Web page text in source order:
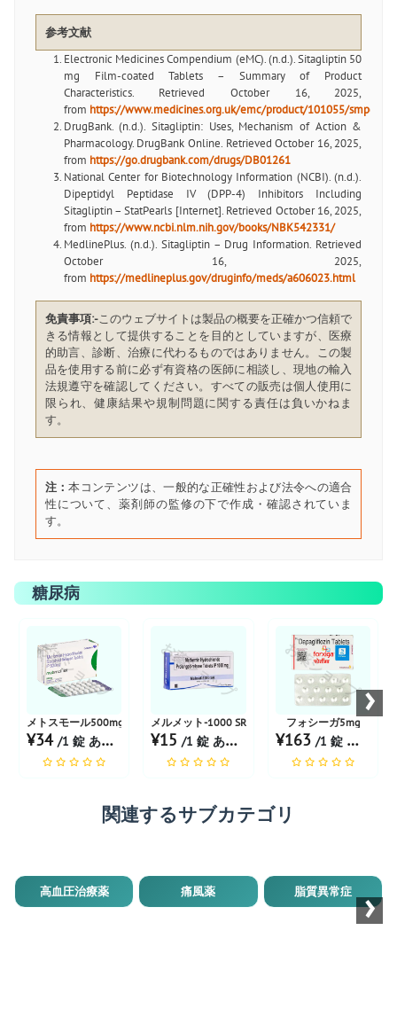
参考文献
Electronic Medicines Compendium (eMC). (n.d.). Sitagliptin 50
mg Film-coated Tablets – Summary of Product
Characteristics. Retrieved October 16, 2025,
from https://www.medicines.org.uk/emc/product/101055/smpc
DrugBank. (n.d.). Sitagliptin: Uses, Mechanism of Action &
Pharmacology. DrugBank Online. Retrieved October 16, 2025,
from https://go.drugbank.com/drugs/DB01261
National Center for Biotechnology Information (NCBI). (n.d.).
Dipeptidyl Peptidase IV (DPP-4) Inhibitors Including
Sitagliptin – StatPearls [Internet]. Retrieved October 16, 2025,
from https://www.ncbi.nlm.nih.gov/books/NBK542331/
MedlinePlus. (n.d.). Sitagliptin – Drug Information. Retrieved
October 16, 2025,
from https://medlineplus.gov/druginfo/meds/a606023.html
免責事項:-このウェブサイトは製品の概要を正確かつ信頼で
きる情報として提供することを目的としていますが、医療
的助言、診断、治療に代わるものではありません。この製
品を使用する前に必ず有資格の医師に相談し、現地の輸入
法規遵守を確認してください。すべての販売は個人使用に
限られ、健康結果や規制問題に関する責任は負いかねま
す。
注：本コンテンツは、一般的な正確性および法令への適合
性について、薬剤師の監修の下で作成・確認されていま
す。
糖尿病
お薬ショップ
メトスモール500mg
¥34 /1 錠 あたり
お薬ショップ
メルメット-1000 SR
¥15/1 錠 あたり
お薬ショップ
フォシーガ5mg
¥163 /1 錠 あたり
›
関連するサブカテゴリ
高血圧治療薬 痛風薬 脂質異常症 ›